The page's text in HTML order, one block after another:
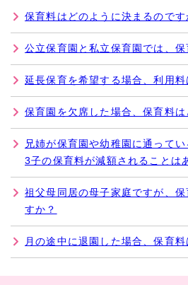
保育料はどのように決まるのです
公立保育園と私立保育園では、
延長保育を希望する場合、利用料
保育園を欠席した場合、保育料
兄姉が保育園や幼稚園に通って
3子の保育料が減額されることは
祖父母同居の母子家庭ですが、
すか？
月の途中に退園した場合、保育